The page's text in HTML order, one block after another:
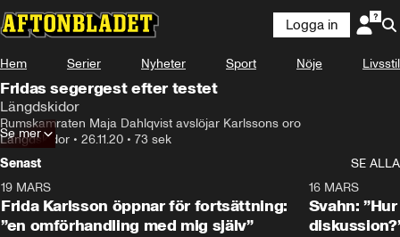
Logga in
Hem Serier Nyheter Sport Nöje Livsstil
Fridas segergest efter testet
Längdskidor
Rumskamraten Maja Dahlqvist avslöjar Karlssons oro
Längdskidor • 26.11.20 • 73 sek
Se mer
Senast
SE ALLA
19 MARS
Frida Karlsson öppnar för fortsättning:
”en omförhandling med mig själv”
16 MARS
Svahn: